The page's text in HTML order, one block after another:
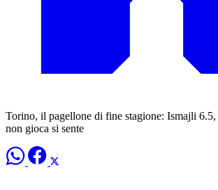
Torino, il pagellone di fine stagione: Ismajli 6.5,
non gioca si sente